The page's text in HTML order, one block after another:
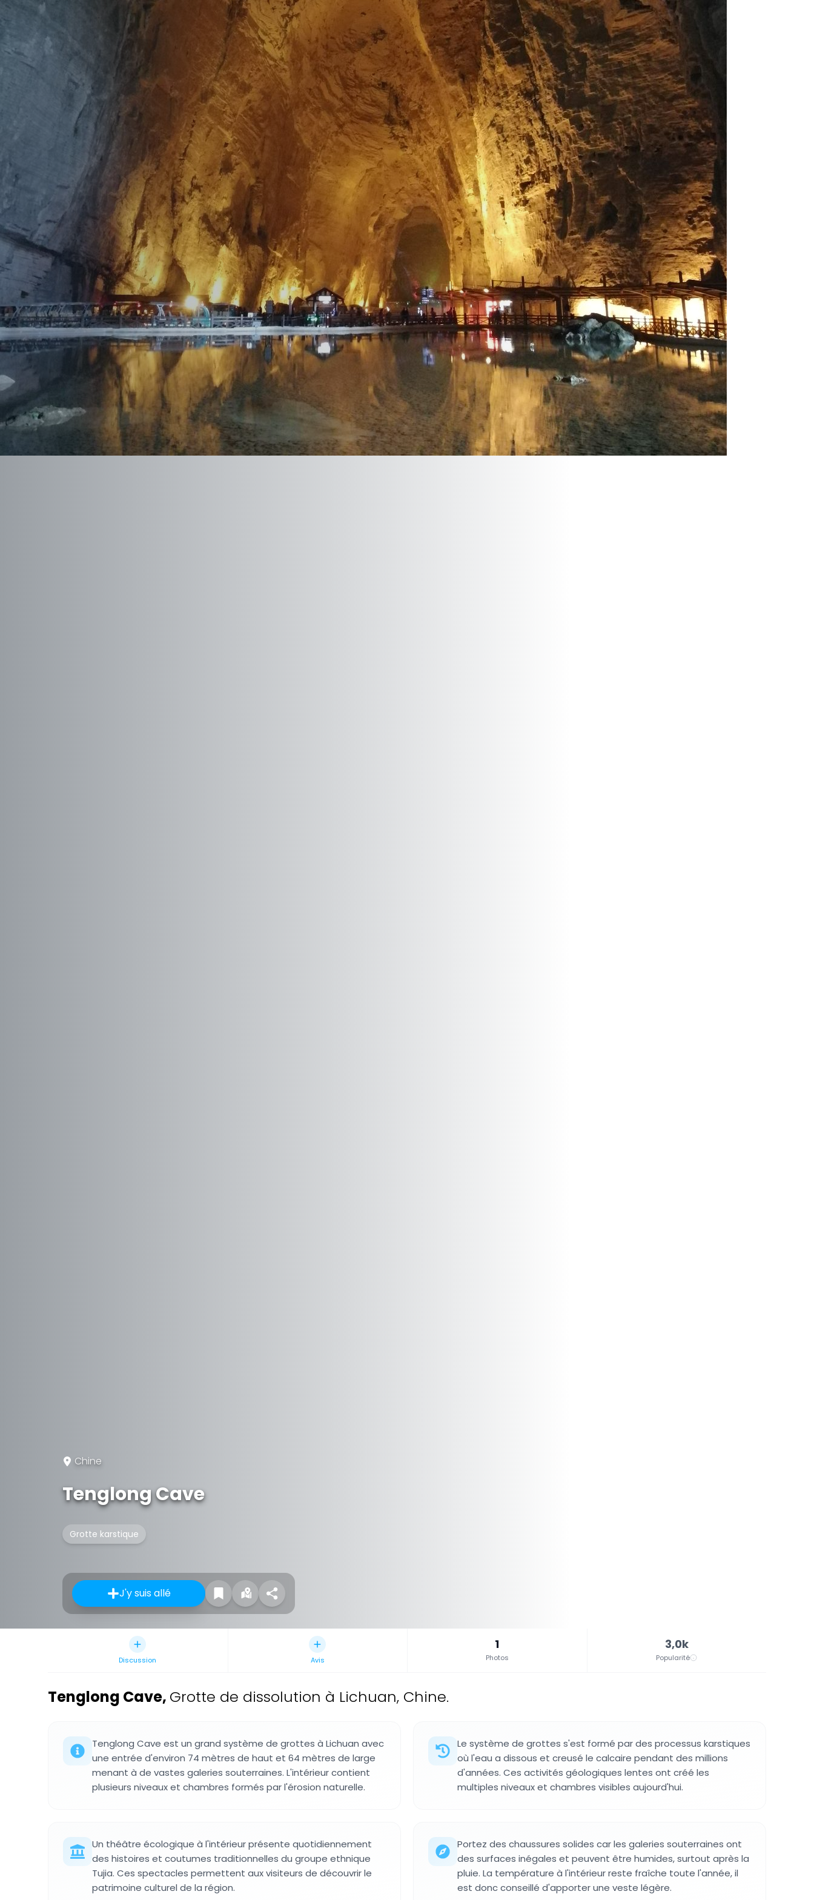
Chine
Tenglong Cave
Grotte karstique
J'y suis allé
Discussion Avis
1
Photos
3,0k
Popularité
Tenglong Cave, Grotte de dissolution à Lichuan, Chine.
Tenglong Cave est un grand système de grottes à Lichuan avec
une entrée d'environ 74 mètres de haut et 64 mètres de large
menant à de vastes galeries souterraines. L'intérieur contient
plusieurs niveaux et chambres formés par l'érosion naturelle.
Le système de grottes s'est formé par des processus karstiques
où l'eau a dissous et creusé le calcaire pendant des millions
d'années. Ces activités géologiques lentes ont créé les
multiples niveaux et chambres visibles aujourd'hui.
Un théâtre écologique à l'intérieur présente quotidiennement
des histoires et coutumes traditionnelles du groupe ethnique
Tujia. Ces spectacles permettent aux visiteurs de découvrir le
patrimoine culturel de la région.
Portez des chaussures solides car les galeries souterraines ont
des surfaces inégales et peuvent être humides, surtout après la
pluie. La température à l'intérieur reste fraîche toute l'année, il
est donc conseillé d'apporter une veste légère.